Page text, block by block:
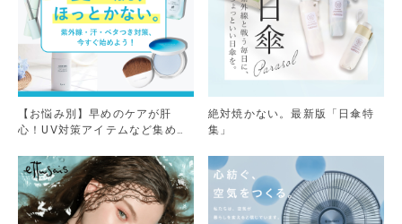
【お悩み別】早めのケアが肝
心！UV対策アイテムなど集めま
絶対焼かない。最新版「日傘特
集」